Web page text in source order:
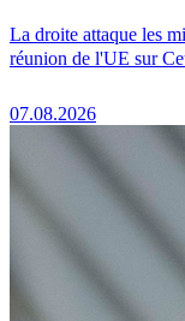
La droite attaque les
réunion de l'UE sur
07.08.2026